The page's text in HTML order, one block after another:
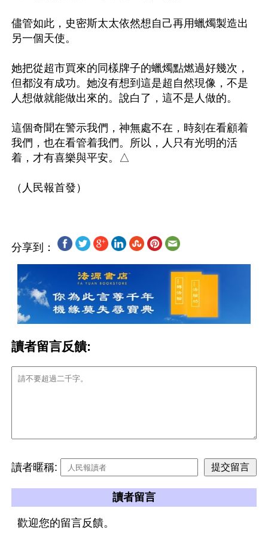
儘管如此，史密斯太太依然想自己再用蠟燭製造出
另一個天使。
她把從超市買來的同樣牌子的蠟燭點燃過好幾次，
但都沒有成功。她沒有想到這是超自然現像，不是
人想做就能做出來的。說白了，這不是人做的。
這個奇聞在警示我們，神無處不在，時刻在看顧着
我們，也在看管着我們。所以，人只有光明的活
着，才有喜樂與平安。△
分享到：
讀者留言反饋:
讀者暱稱:
讀者留言
歡迎您的留言反饋。